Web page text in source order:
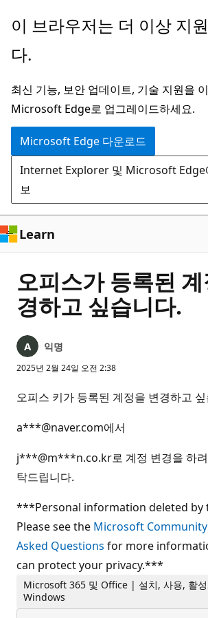
주
콘
츠
로
건
너
뛰
기
이 브라우저는 더 이상 지
다.
최신 기능, 보안 업데이트, 기술 지원을
Microsoft Edge로 업그레이드하세요.
Microsoft Edge 다운로드
Internet Explorer 및 Microsoft Edge
보
Learn
오피스가 등록된
경하고 싶습니다.
익명
2025년 2월 24일 오전 2:38
오피스 키가 등록된 계정을 변경하고
a***@naver.com에서
j***@m***n.co.kr로 계정 변경을 하려
탁드립니다.
***Personal information deleted by
Please see the Microsoft
Asked Questions for more
can protect your privacy.***
Microsoft 365 및 Office | 설치, 사용, 활
Windows